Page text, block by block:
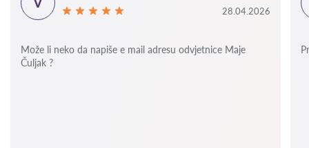
28.04.2026
Može li neko da napiše e mail adresu odvjetnice Maje
Čuljak ?